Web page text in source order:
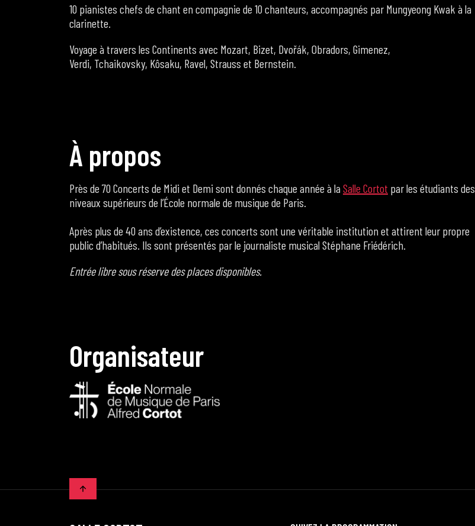
10 pianistes chefs de chant en compagnie de 10 chanteurs, accompagnés par Mungyeong Kwak à la
clarinette.
Voyage à travers les Continents avec Mozart, Bizet, Dvořák, Obradors, Gimenez,
Verdi, Tchaikovsky, Kôsaku, Ravel, Strauss et Bernstein.
À propos
Près de 70 Concerts de Midi et Demi sont donnés chaque année à laSalle Cortot par les étudiants des
niveaux supérieurs de l’École normale de musique de Paris.
Après plus de 40 ans d’existence, ces concerts sont une véritable institution et attirent leur propre
public d’habitués. Ils sont présentés par le journaliste musical Stéphane Friédérich.
Entrée libre sous réserve des places disponibles.
Organisateur